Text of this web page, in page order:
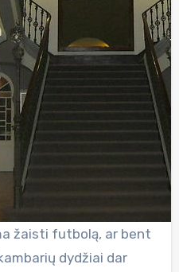
žaisti futbolą, ar bent
dydžiai dar